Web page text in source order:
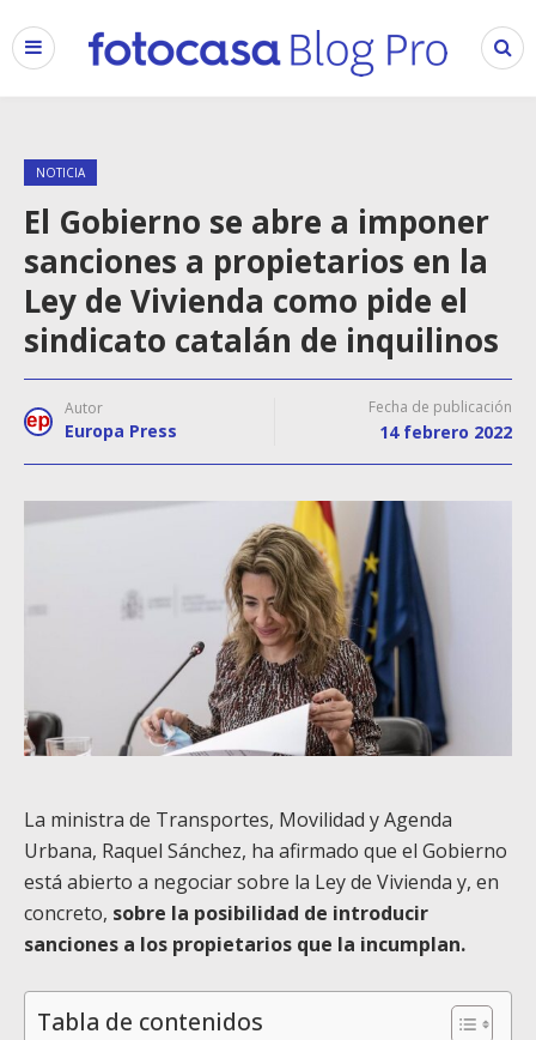
NOTICIA
El Gobierno se abre a imponer
sanciones a propietarios en la
Ley de Vivienda como pide el
sindicato catalán de inquilinos
Autor
Europa Press
Fecha de publicación
14 febrero 2022
La ministra de Transportes, Movilidad y Agenda
Urbana, Raquel Sánchez, ha afirmado que el Gobierno
está abierto a negociar sobre la Ley de Vivienda y, en
concreto, sobre la posibilidad de introducir
sanciones a los propietarios que la incumplan.
Tabla de contenidos